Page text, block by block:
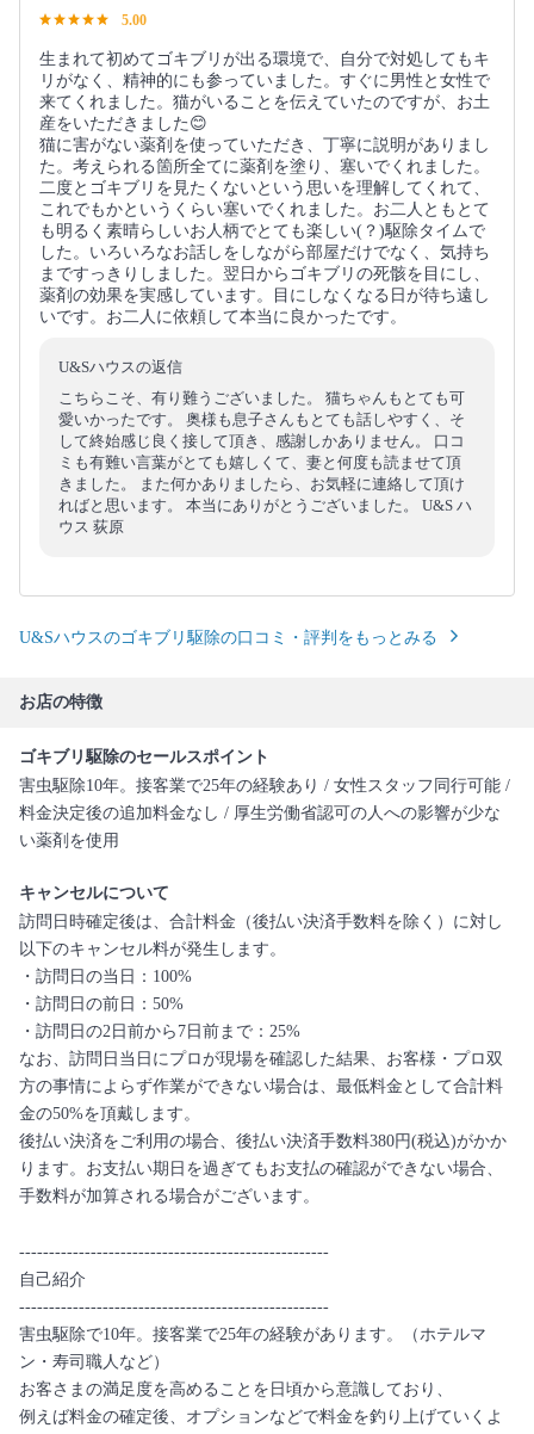
5.00
生まれて初めてゴキブリが出る環境で、自分で対処してもキ
リがなく、精神的にも参っていました。すぐに男性と女性で
来てくれました。猫がいることを伝えていたのですが、お土
産をいただきました😊
猫に害がない薬剤を使っていただき、丁寧に説明がありまし
た。考えられる箇所全てに薬剤を塗り、塞いでくれました。
二度とゴキブリを見たくないという思いを理解してくれて、
これでもかというくらい塞いでくれました。お二人ともとて
も明るく素晴らしいお人柄でとても楽しい(？)駆除タイムで
した。いろいろなお話しをしながら部屋だけでなく、気持ち
まですっきりしました。翌日からゴキブリの死骸を目にし、
薬剤の効果を実感しています。目にしなくなる日が待ち遠し
いです。お二人に依頼して本当に良かったです。
U&Sハウスの返信
こちらこそ、有り難うございました。 猫ちゃんもとても可
愛いかったです。 奥様も息子さんもとても話しやすく、そ
して終始感じ良く接して頂き、感謝しかありません。 口コ
ミも有難い言葉がとても嬉しくて、妻と何度も読ませて頂
きました。 また何かありましたら、お気軽に連絡して頂け
ればと思います。 本当にありがとうございました。 U&S ハ
ウス 荻原
U&Sハウスのゴキブリ駆除の口コミ・評判をもっとみる
お店の特徴
ゴキブリ駆除のセールスポイント
害虫駆除10年。接客業で25年の経験あり / 女性スタッフ同行可能 /
料金決定後の追加料金なし / 厚生労働省認可の人への影響が少な
い薬剤を使用
キャンセルについて
訪問日時確定後は、合計料金（後払い決済手数料を除く）に対し
以下のキャンセル料が発生します。
・訪問日の当日：100%
・訪問日の前日：50%
・訪問日の2日前から7日前まで：25%
なお、訪問日当日にプロが現場を確認した結果、お客様・プロ双
方の事情によらず作業ができない場合は、最低料金として合計料
金の50%を頂戴します。
後払い決済をご利用の場合、後払い決済手数料380円(税込)がかか
ります。お支払い期日を過ぎてもお支払の確認ができない場合、
手数料が加算される場合がございます。
----------------------------------------------------
自己紹介
----------------------------------------------------
害虫駆除で10年。接客業で25年の経験があります。（ホテルマ
ン・寿司職人など）
お客さまの満足度を高めることを日頃から意識しており、
例えば料金の確定後、オプションなどで料金を釣り上げていくよ